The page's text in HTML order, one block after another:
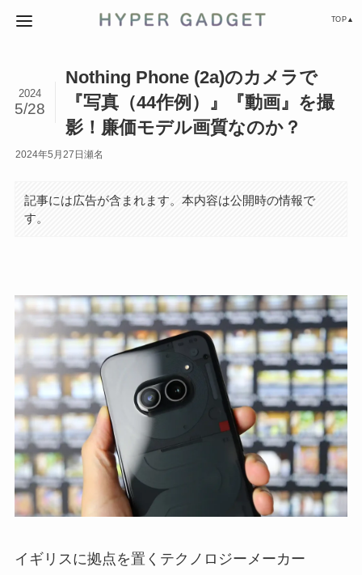
TOP▲
Nothing Phone (2a)のカメラで
『写真（44作例）』『動画』を撮
影！廉価モデル画質なのか？
2024
5/28
2024年5月27日 瀬名
記事には広告が含まれます。本内容は公開時の情報で
す。
イギリスに拠点を置くテクノロジーメーカー